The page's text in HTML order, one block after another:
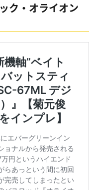
ク・オライオン